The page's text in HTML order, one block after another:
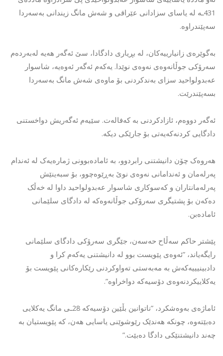
431ـە لە یاسای سزادانی عێراقی و شەش مانگ زیندانی بەسەردا
سەپێندراوە.
بەگوێرەی زانیارییەکان، لە بڕیاری دادگادا، سێ ئەگەر هەیە لەبەردەم
سەرۆکی جوڵانەوەی نەوەی نوێدا. یەکەم ئەگەر ئەوەیە، شاسوار
عەبدولواحید سزای بەندکردنی بۆ ماوەی شەش مانگ بەسەردا
بسەپێندرێت.
ئەگەر دووەم، ئازادکردنی بە کەفالەت. سێیەم ئەگەریش دواخستنی
دادگایی کردنەکەیەتی بۆ جارێکی دیکە.
هەروەک چۆن دانیشتنی رابردوو، بە ئامادەبوونی ژمارەیەک لە ئەندام
پەرلەمان و ئەندامانی نەوەی نوێ بەڕێوەچوو، بۆ سبەینێش
پەرلەمانتاران و کەسوکاری شاسوار عەبدولواحید داوا لە خەڵک
دەکەن بۆ پشتیگری سەرۆکی جوڵانەوەکە لە دادگای سلێمانی
ئامادەبن.
پێشتر حاکم سەڵاح حەسەن، جێگری سەرۆکی دادگای سلێمانی
رایگەیاند، ”ئەوەی پێویست بوو لە دانیشتنی یەکەم کرا و
دادبینیییەکەش بە مەبەستی تەواوکردنی رێکارەکانی پێویست بۆ
یەکلاییکردنەوەی دۆسیەکە دواخراوە”.
ئاماژەی بەوەشکرد، ”ناتوانین بڵێین دۆسیەکە 28ـی مانگ یەکلایی
دەبێتەوە، چونکە هەندێک رێوشوێنی یاسایی هەن، کە پێویستیان بە
چەند دانیشتنێکی دادگا دەبێت.”